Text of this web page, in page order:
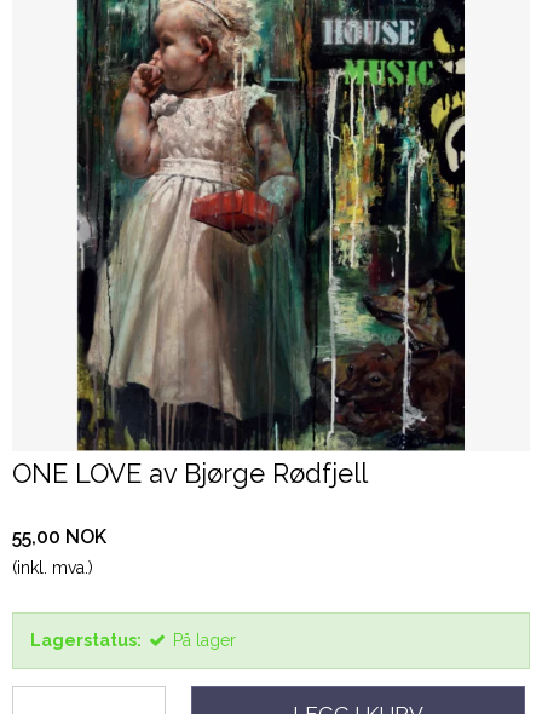
ONE LOVE av Bjørge Rødfjell
55,00 NOK
(inkl. mva.)
Lagerstatus: På lager